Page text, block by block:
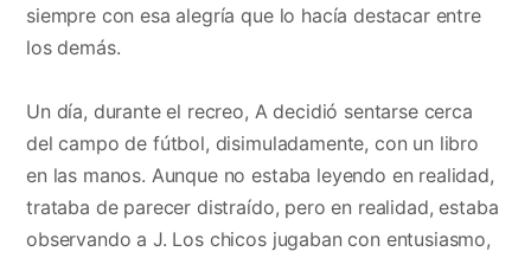
siempre con esa alegría que lo hacía destacar entre
los demás.
Un día, durante el recreo, A decidió sentarse cerca
del campo de fútbol, disimuladamente, con un libro
en las manos. Aunque no estaba leyendo en realidad,
trataba de parecer distraído, pero en realidad, estaba
observando a J. Los chicos jugaban con entusiasmo,